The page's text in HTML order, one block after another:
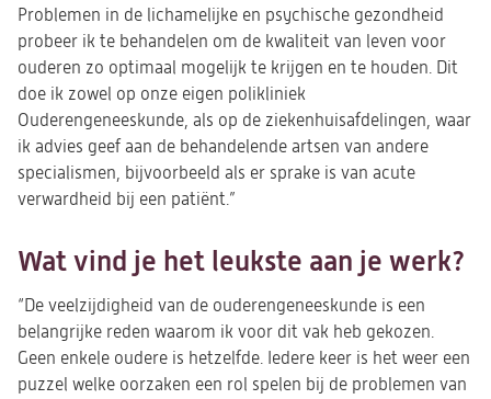
Problemen in de lichamelijke en psychische gezondheid
probeer ik te behandelen om de kwaliteit van leven voor
ouderen zo optimaal mogelijk te krijgen en te houden. Dit
doe ik zowel op onze eigen polikliniek
Ouderengeneeskunde, als op de ziekenhuisafdelingen, waar
ik advies geef aan de behandelende artsen van andere
specialismen, bijvoorbeeld als er sprake is van acute
verwardheid bij een patiënt.”
Wat vind je het leukste aan je werk?
“De veelzijdigheid van de ouderengeneeskunde is een
belangrijke reden waarom ik voor dit vak heb gekozen.
Geen enkele oudere is hetzelfde. Iedere keer is het weer een
puzzel welke oorzaken een rol spelen bij de problemen van